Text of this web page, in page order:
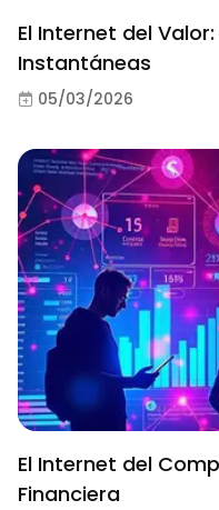
El Internet del
Instantáneas
05/03/2026
El Internet del
Financiera